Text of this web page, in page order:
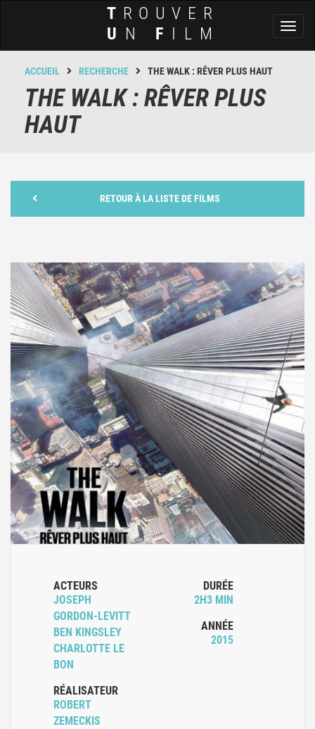
T ROUVER
U N F ILM
ACCUEIL RECHERCHE THE WALK : RÊVER PLUS HAUT
THE WALK : RÊVER PLUS
HAUT
RETOUR À LA LISTE DE FILMS
ACTEURS
JOSEPH
GORDON-LEVITT
BEN KINGSLEY
CHARLOTTE LE
BON
RÉALISATEUR
ROBERT
ZEMECKIS
DURÉE
2H3 MIN
ANNÉE
2015